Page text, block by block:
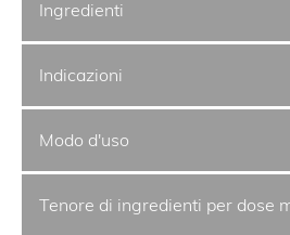
Ingredienti
Indicazioni
Modo d'uso
Tenore di ingredienti per dose